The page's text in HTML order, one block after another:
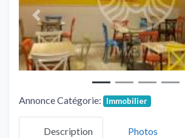
Précédent
Annonce Catégorie: Immobilier
Description Photos